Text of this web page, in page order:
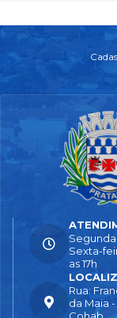
Rua:
da Maia -
Sexta-
as 17h